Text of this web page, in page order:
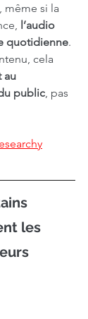
même si la
l’audio
quotidienne.
cela
au
public , pas
y
les